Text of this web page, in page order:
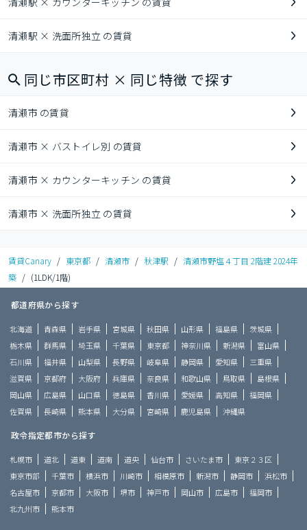
清瀬駅 × 洗面所独立 の賃貸
同じ市区町村 × 同じ特徴 で探す
清瀬市 の賃貸
清瀬市 × バストイレ別 の賃貸
清瀬市 × カウンターキッチン の賃貸
清瀬市 × 洗面所独立 の賃貸
賃貸Canary / 東京都 / 清瀬市 / 秋津駅 / 清瀬市野塩４丁目 2階建 2024年
築 / (1LDK/1階)
都道府県から探す
北海道 青森県 岩手県 宮城県 秋田県 山形県 福島県
茨城県
栃木県
群馬県 埼玉県 千葉県 東京都 神奈川県 新潟県
富山県
石川県
福井県 山梨県 長野県 岐阜県 静岡県 愛知県
三重県
滋賀県
京都府 大阪府 兵庫県 奈良県 和歌山県 鳥取県
島根県
岡山県
広島県 山口県 徳島県 香川県 愛媛県 高知県
福岡県
佐賀県
長崎県 熊本県 大分県 宮崎県 鹿児島県 沖縄県
政令指定都市から探す
札幌市 道北 道東 道南 道央 仙台市 さいたま市
東京２３区
東京市部
千葉市 横浜市 川崎市 相模原市 新潟市 静岡市
浜松市
名古屋市
京都市 大阪市 堺市 神戸市 岡山市 広島市
福岡市
北九州市
熊本市